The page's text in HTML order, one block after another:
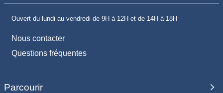
Ouvert du lundi au vendredi de 9H à 12H et de 14H à 18H
Nous contacter
Questions fréquentes
Parcourir